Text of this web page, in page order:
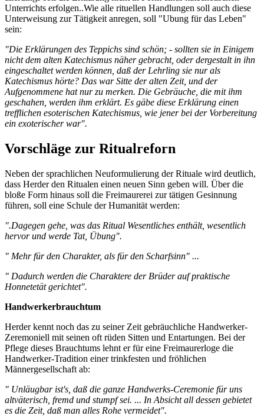
Unterrichts erfolgen..Wie alle rituellen Handlungen soll auch diese
Unterweisung zur Tätigkeit anregen, soll "Ubung für das Leben"
sein:
"Die Erklärungen des Teppichs sind schön; - sollten sie in Einigem
nicht dem alten Katechismus näher gebracht, oder dergestalt in ihn
eingeschaltet werden können, daß der Lehrling sie nur als
Katechismus hörte? Das war Sitte der alten Zeit, und der
Aufgenommene hat nur zu merken. Die Gebräuche, die mit ihm
geschahen, werden ihm erklärt. Es gäbe diese Erklärung einen
trefflichen esoterischen Katechismus, wie jener bei der Vorbereitung
ein exoterischer war".
Vorschläge zur Ritualreforn
Neben der sprachlichen Neuformulierung der Rituale wird deutlich,
dass Herder den Ritualen einen neuen Sinn geben will. Über die
bloße Form hinaus soll die Freimaurerei zur tätigen Gesinnung
führen, soll eine Schule der Humanität werden:
".Dagegen gehe, was das Ritual Wesentliches enthält, wesentlich
hervor und werde Tat, Übung".
" Mehr für den Charakter, als für den Scharfsinn" ...
" Dadurch werden die Charaktere der Brüder auf praktische
Honnetetät gerichtet".
Handwerkerbrauchtum
Herder kennt noch das zu seiner Zeit gebräuchliche Handwerker-
Zeremoniell mit seinen oft rüden Sitten und Entartungen. Bei der
Pflege dieses Brauchtums lehnt er für eine Freimaurerloge die
Handwerker-Tradition einer trinkfesten und fröhlichen
Männergesellschaft ab:
" Unläugbar ist's, daß die ganze Handwerks-Ceremonie für uns
altväterisch, fremd und stumpf sei. ... In Absicht all dessen gebietet
es die Zeit, daß man alles Rohe vermeidet".